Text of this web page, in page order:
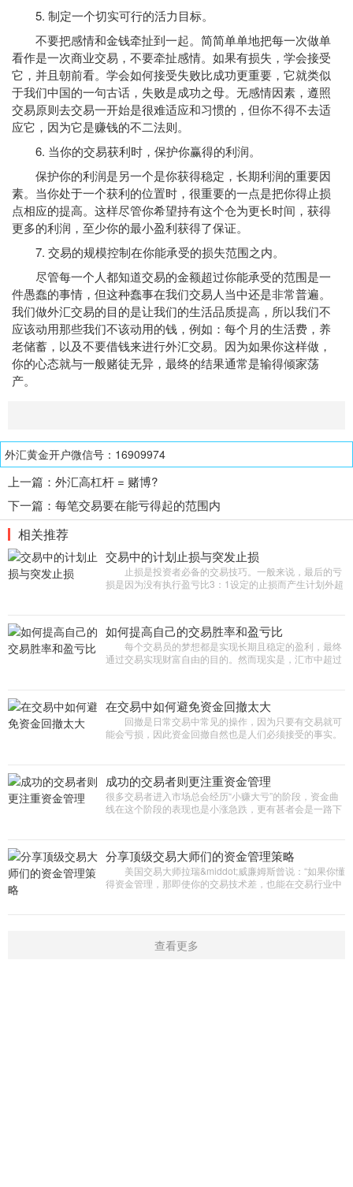
5. 制定一个切实可行的活力目标。
不要把感情和金钱牵扯到一起。简简单单地把每一次做单
看作是一次商业交易，不要牵扯感情。如果有损失，学会接受
它，并且朝前看。学会如何接受失败比成功更重要，它就类似
于我们中国的一句古话，失败是成功之母。无感情因素，遵照
交易原则去交易一开始是很难适应和习惯的，但你不得不去适
应它，因为它是赚钱的不二法则。
6. 当你的交易获利时，保护你赢得的利润。
保护你的利润是另一个是你获得稳定，长期利润的重要因
素。当你处于一个获利的位置时，很重要的一点是把你得止损
点相应的提高。这样尽管你希望持有这个仓为更长时间，获得
更多的利润，至少你的最小盈利获得了保证。
7. 交易的规模控制在你能承受的损失范围之内。
尽管每一个人都知道交易的金额超过你能承受的范围是一
件愚蠢的事情，但这种蠢事在我们交易人当中还是非常普遍。
我们做外汇交易的目的是让我们的生活品质提高，所以我们不
应该动用那些我们不该动用的钱，例如：每个月的生活费，养
老储蓄，以及不要借钱来进行外汇交易。因为如果你这样做，
你的心态就与一般赌徒无异，最终的结果通常是输得倾家荡
产。
外汇黄金开户微信号：16909974
上一篇： 外汇高杠杆 = 赌博?
下一篇： 每笔交易要在能亏得起的范围内
相关推荐
交易中的计划止损与突发止损
止损是投资者必备的交易技巧。一般来说，最后的亏
损是因为没有执行盈亏比3：1设定的止损而产生计划外超
如何提高自己的交易胜率和盈亏比
每个交易员的梦想都是实现长期且稳定的盈利，最终
通过交易实现财富自由的目的。然而现实是，汇市中超过
在交易中如何避免资金回撤太大
回撤是日常交易中常见的操作，因为只要有交易就可
能会亏损，因此资金回撤自然也是人们必须接受的事实。
成功的交易者则更注重资金管理
很多交易者进入市场总会经历“小赚大亏”的阶段，资金曲
线在这个阶段的表现也是小涨急跌，更有甚者会是一路下
分享顶级交易大师们的资金管理策略
美国交易大师拉瑞&middot;威廉姆斯曾说：“如果你懂
得资金管理，那即使你的交易技术差，也能在交易行业中
查看更多